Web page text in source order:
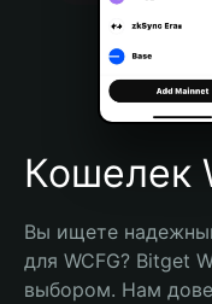
Português (Brasil)
Español (Argentina)
Кошелек
Вы ищете
для WCFG? Bitget
выбором. Нам